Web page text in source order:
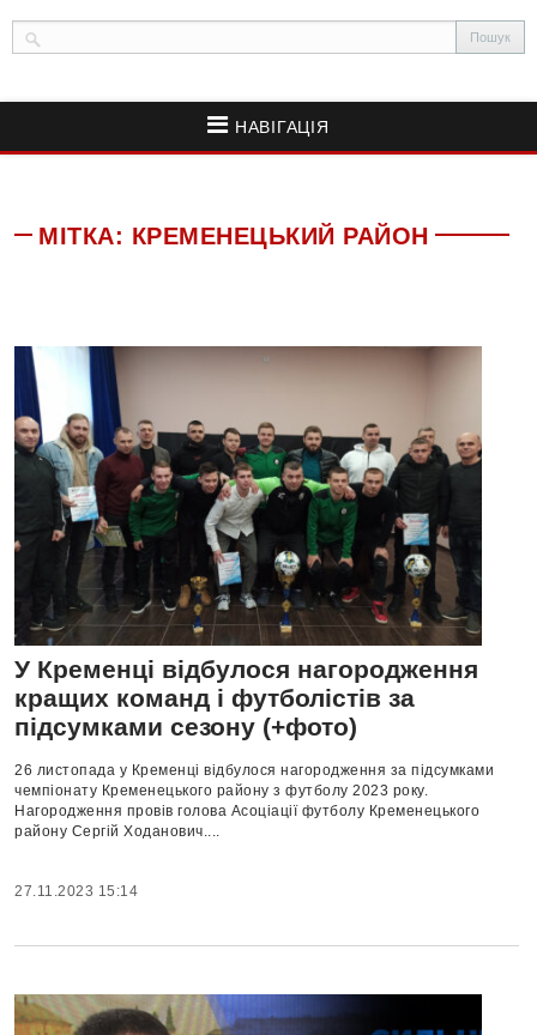
НАВІГАЦІЯ
МІТКА: КРЕМЕНЕЦЬКИЙ РАЙОН
У Кременці відбулося нагородження
кращих команд і футболістів за
підсумками сезону (+фото)
26 листопада у Кременці відбулося нагородження за підсумками
чемпіонату Кременецького району з футболу 2023 року.
Нагородження провів голова Асоціації футболу Кременецького
району Сергій Ходанович....
27.11.2023 15:14